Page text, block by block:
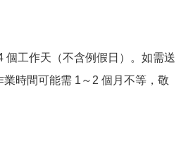
個工作天（不含例假日）。如需送
業時間可能需 1～2 個月不等，敬